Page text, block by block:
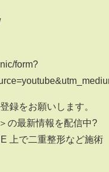
form?
録をお願いします。
の最新情報を配信中?
上で二重整形など施術